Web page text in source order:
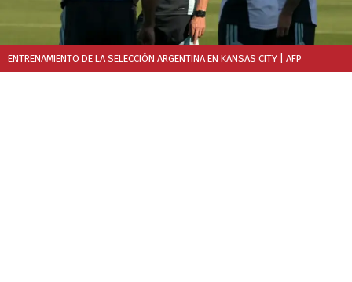
ENTRENAMIENTO DE LA SELECCIÓN ARGENTINA EN KANSAS CITY | AFP